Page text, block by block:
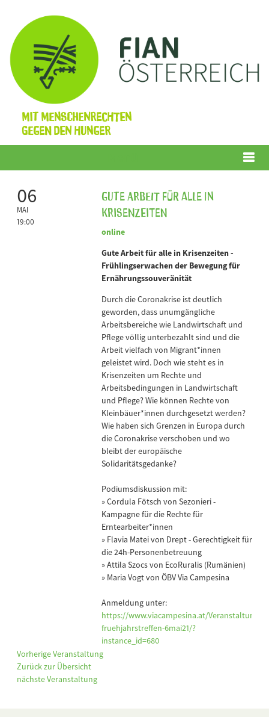
Mit Menschenrechten
gegen den Hunger
06
MAI
19:00
Gute Arbeit für alle in
Krisenzeiten
online
Gute Arbeit für alle in Krisenzeiten -
Frühlingserwachen der Bewegung für
Ernährungssouveränität
Durch die Coronakrise ist deutlich
geworden, dass unumgängliche
Arbeitsbereiche wie Landwirtschaft und
Pflege völlig unterbezahlt sind und die
Arbeit vielfach von Migrant*innen
geleistet wird. Doch wie steht es in
Krisenzeiten um Rechte und
Arbeitsbedingungen in Landwirtschaft
und Pflege? Wie können Rechte von
Kleinbäuer*innen durchgesetzt werden?
Wie haben sich Grenzen in Europa durch
die Coronakrise verschoben und wo
bleibt der europäische
Solidaritätsgedanke?
Podiumsdiskussion mit:
» Cordula Fötsch von Sezonieri -
Kampagne für die Rechte für
Erntearbeiter*innen
» Flavia Matei von Drept - Gerechtigkeit für
die 24h-Personenbetreuung
» Attila Szocs von EcoRuralis (Rumänien)
» Maria Vogt von ÖBV Via Campesina
Anmeldung unter:
https://www.viacampesina.at/Veranstaltung/
fruehjahrstreffen-6mai21/?
instance_id=680
Vorherige Veranstaltung
Zurück zur Übersicht
nächste Veranstaltung